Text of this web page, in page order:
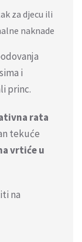
za djecu ili
naknade
i
princ.
rata
tekuće
vrtiće u
na